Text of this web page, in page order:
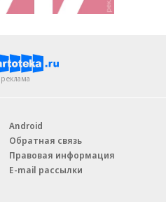
Android
Обратная связь
Правовая информация
E-mail рассылки